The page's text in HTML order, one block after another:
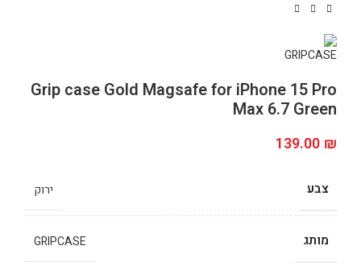
Grip case Gold Magsafe for iPhone 15 Pro
Max 6.7 Green
139.00 ₪
צבע ירוק
מותג GRIPCASE